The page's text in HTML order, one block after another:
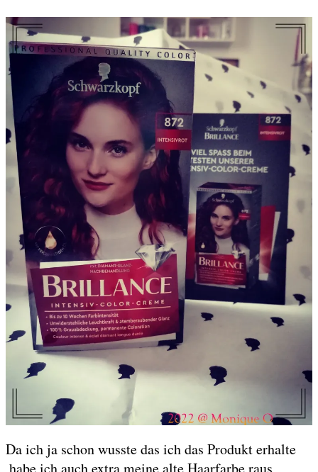
Da ich ja schon wusste das ich das Produkt erhalte